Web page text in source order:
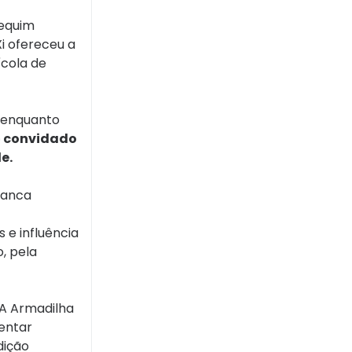
ofereceu a
de
convidado
e influência
pela
Armadilha